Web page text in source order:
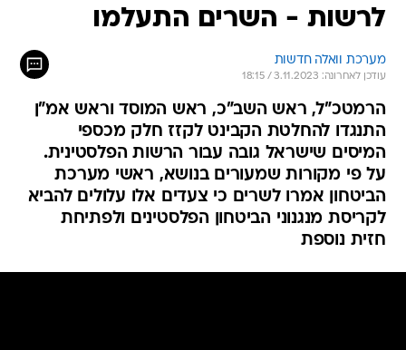
לרשות - השרים התעלמו
מערכת וואלה חדשות
עודכן לאחרונה: 3.11.2023 / 18:15
הרמטכ"ל, ראש השב"כ, ראש המוסד וראש אמ"ן
התנגדו להחלטת הקבינט לקזז חלק מכספי
המיסים שישראל גובה עבור הרשות הפלסטינית.
על פי מקורות שמעורים בנושא, ראשי מערכת
הביטחון אמרו לשרים כי צעדים אלו עלולים להביא
לקריסת מנגנוני הביטחון הפלסטינים ולפתיחת
חזית נוספת